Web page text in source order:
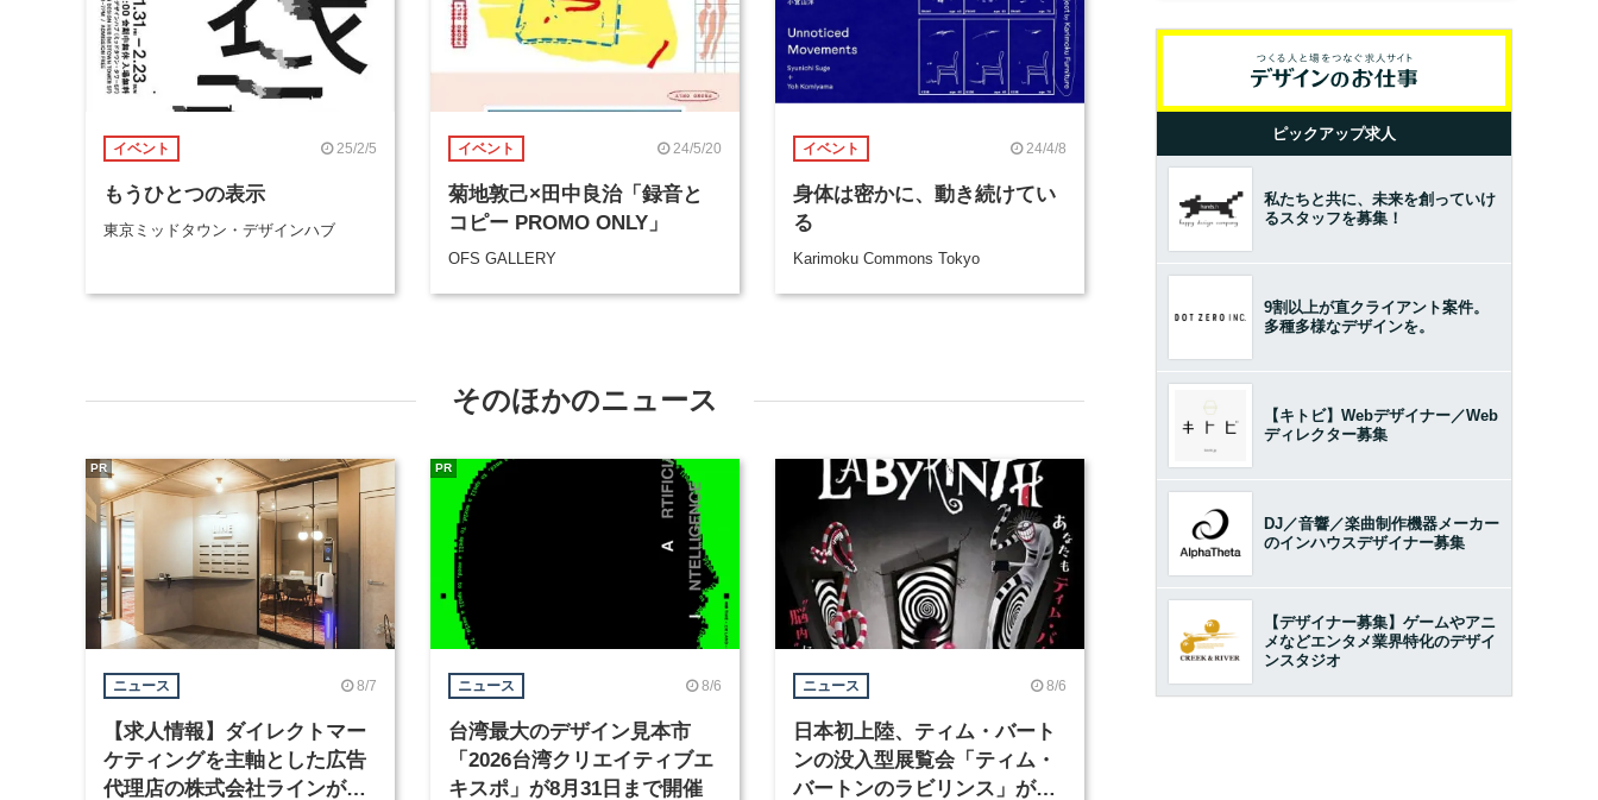
イベント 25/2/5
もうひとつの表示
東京ミッドタウン・デザインハブ
イベント 24/5/20
菊地敦己×田中良治「録音と
コピー PROMO ONLY」
OFS GALLERY
イベント 24/4/8
身体は密かに、動き続けてい
る
Karimoku Commons Tokyo
そのほかのニュース
ニュース 8/7
【求人情報】ダイレクトマー
ケティングを主軸とした広告
代理店の株式会社ラインが、
PR
ニュース 8/6
台湾最大のデザイン見本市
「2026台湾クリエイティブエ
キスポ」が8月31日まで開催
PR
ニュース 8/6
日本初上陸、ティム・バート
ンの没入型展覧会「ティム・
バートンのラビリンス」が東
ピックアップ求人
私たちと共に、未来を創っていけ
るスタッフを募集！
9割以上が直クライアント案件。
多種多様なデザインを。
【キトビ】Webデザイナー／Web
ディレクター募集
DJ／音響／楽曲制作機器メーカー
のインハウスデザイナー募集
【デザイナー募集】ゲームやアニ
メなどエンタメ業界特化のデザイ
ンスタジオ